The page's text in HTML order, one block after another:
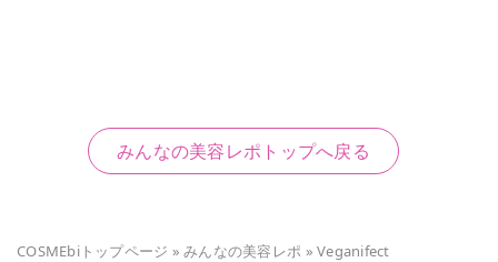
みんなの美容レポトップへ戻る
COSMEbiトップページ »みんなの美容レポ »Veganifect